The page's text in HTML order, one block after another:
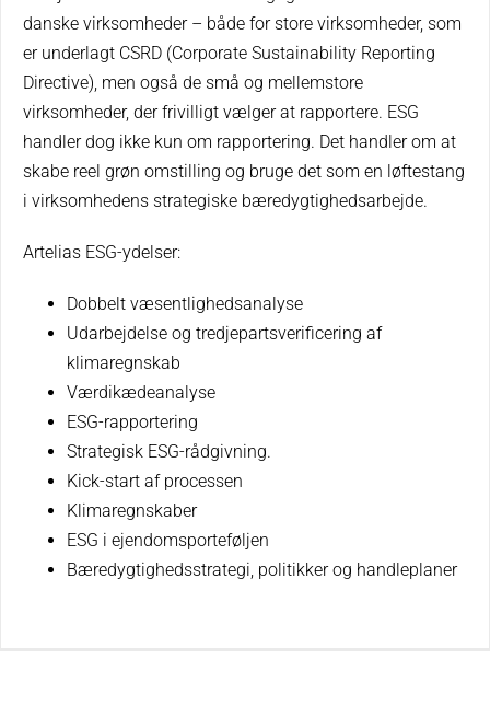
danske virksomheder – både for store virksomheder, som
er underlagt CSRD (Corporate Sustainability Reporting
Directive), men også de små og mellemstore
virksomheder, der frivilligt vælger at rapportere. ESG
handler dog ikke kun om rapportering. Det handler om at
skabe reel grøn omstilling og bruge det som en løftestang
i virksomhedens strategiske bæredygtighedsarbejde.
Artelias ESG-ydelser:
Dobbelt væsentlighedsanalyse
Udarbejdelse og tredjepartsverificering af
klimaregnskab
Værdikædeanalyse
ESG-rapportering
Strategisk ESG-rådgivning.
Kick-start af processen
Klimaregnskaber
ESG i ejendomsporteføljen
Bæredygtighedsstrategi, politikker og handleplaner